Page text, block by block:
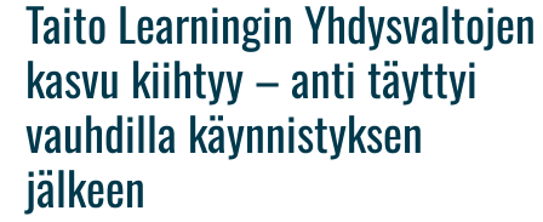
Taito Learningin Yhdysvaltojen
kasvu kiihtyy – anti täyttyi
vauhdilla käynnistyksen
jälkeen